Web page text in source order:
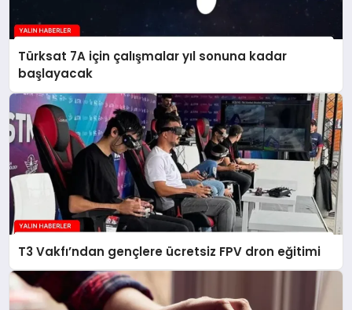
Türksat 7A için çalışmalar yıl sonuna kadar
başlayacak
T3 Vakfı’ndan gençlere ücretsiz FPV dron eğitimi